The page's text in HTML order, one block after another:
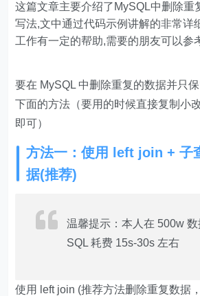
这篇文章主要介绍了MySQL中删除重
写法,文中通过代码示例讲解的非常详
工作有一定的帮助,需要的朋友可以参
要在 MySQL 中删除重复的数据并只
下面的方法（要用的时候直接复制小
即可）
方法一：使用 left join + 子
据(推荐)
温馨提示：本人在 500w
SQL 耗费 15s-30s 左右
使用 left join (推荐方法删除重复数据